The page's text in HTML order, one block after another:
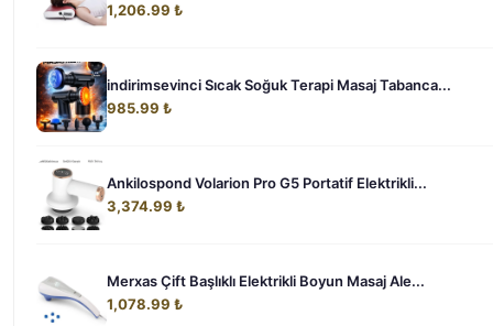
1,206.99 ₺
indirimsevinci Sıcak Soğuk Terapi Masaj Tabanca...
985.99 ₺
Ankilospond Volarion Pro G5 Portatif Elektrikli...
3,374.99 ₺
Merxas Çift Başlıklı Elektrikli Boyun Masaj Ale...
1,078.99 ₺